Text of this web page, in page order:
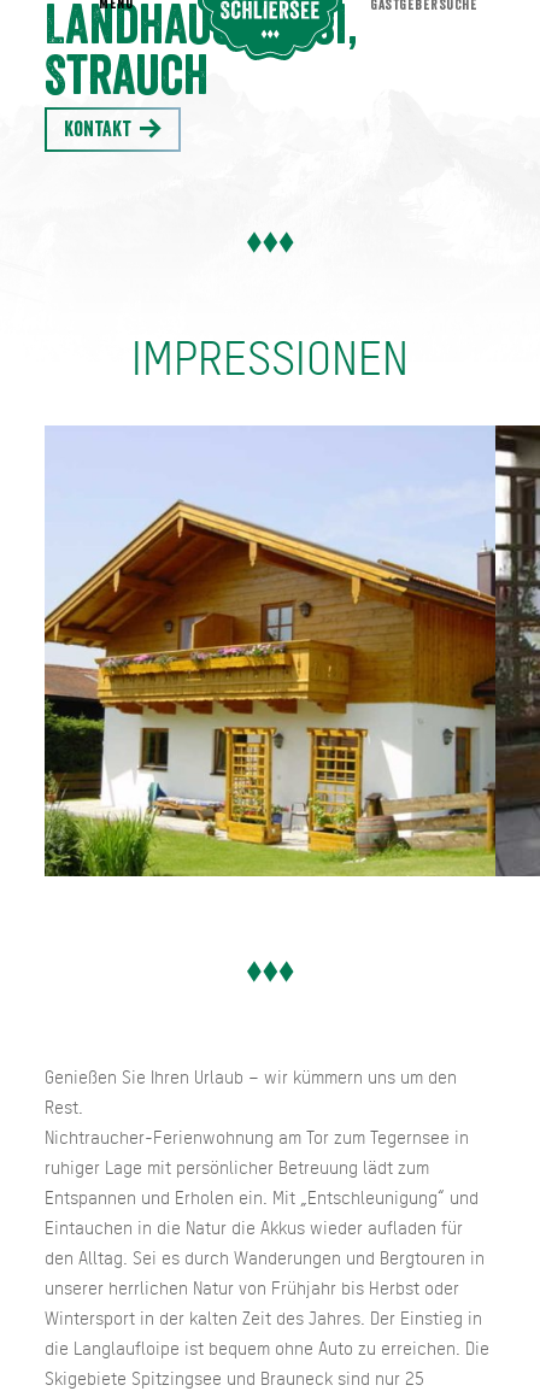
Landhaus Nessi,
Strauch
Kontakt
IMPRESSIONEN
Genießen Sie Ihren Urlaub – wir kümmern uns um den
Rest.
Nichtraucher-Ferienwohnung am Tor zum Tegernsee in
ruhiger Lage mit persönlicher Betreuung lädt zum
Entspannen und Erholen ein. Mit „Entschleunigung“ und
Eintauchen in die Natur die Akkus wieder aufladen für
den Alltag. Sei es durch Wanderungen und Bergtouren in
unserer herrlichen Natur von Frühjahr bis Herbst oder
Wintersport in der kalten Zeit des Jahres. Der Einstieg in
die Langlaufloipe ist bequem ohne Auto zu erreichen. Die
Skigebiete Spitzingsee und Brauneck sind nur 25
MENU GASTGEBERSUCHE